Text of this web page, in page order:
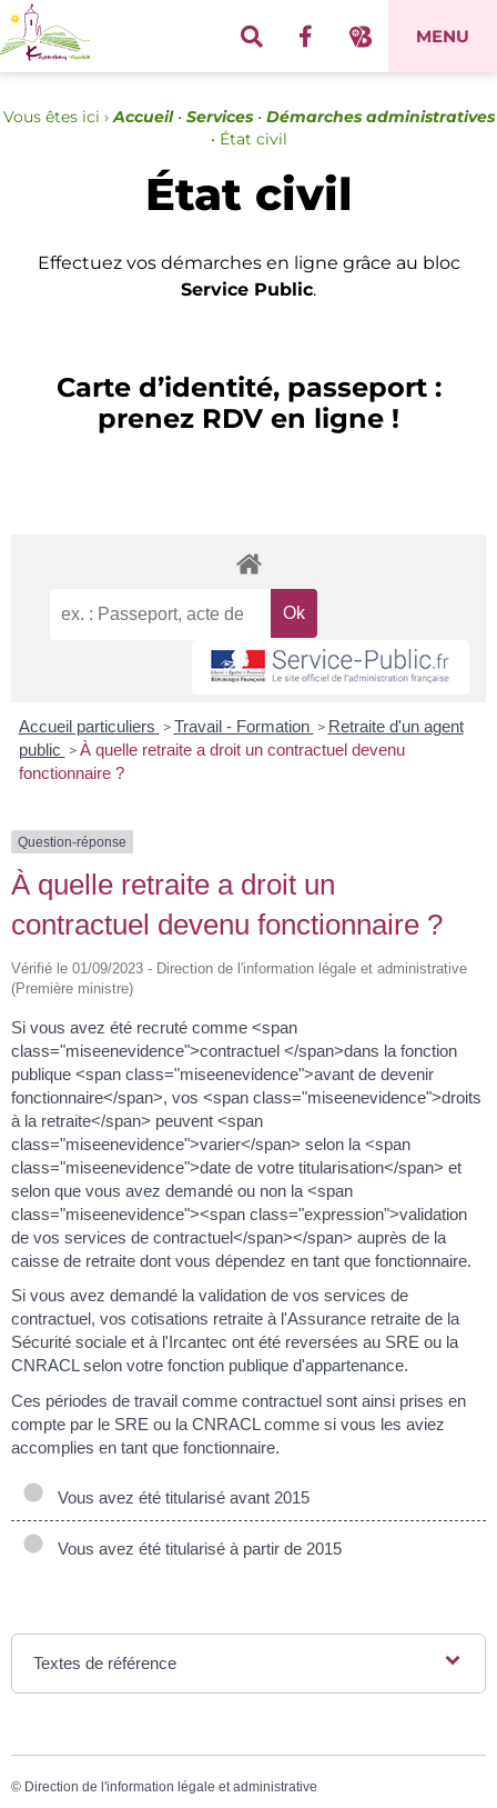
MENU
Vous êtes ici › Accueil• Services• Démarches administratives
• État civil
État civil
Effectuez vos démarches en ligne grâce au bloc
Service Public.
Carte d’identité, passeport :
prenez RDV en ligne !
Accueil particuliers > Travail - Formation > Retraite d'un agent
public > À quelle retraite a droit un contractuel devenu
fonctionnaire ?
Question-réponse
À quelle retraite a droit un
contractuel devenu fonctionnaire ?
Vérifié le 01/09/2023 - Direction de l'information légale et administrative
(Première ministre)
Si vous avez été recruté comme <span
class="miseenevidence">contractuel </span>dans la fonction
publique <span class="miseenevidence">avant de devenir
fonctionnaire</span>, vos <span class="miseenevidence">droits
à la retraite</span> peuvent <span
class="miseenevidence">varier</span> selon la <span
class="miseenevidence">date de votre titularisation</span> et
selon que vous avez demandé ou non la <span
class="miseenevidence"><span class="expression">validation
de vos services de contractuel</span></span> auprès de la
caisse de retraite dont vous dépendez en tant que fonctionnaire.
Si vous avez demandé la validation de vos services de
contractuel, vos cotisations retraite à l'Assurance retraite de la
Sécurité sociale et à l'Ircantec ont été reversées au SRE ou la
CNRACL selon votre fonction publique d'appartenance.
Ces périodes de travail comme contractuel sont ainsi prises en
compte par le SRE ou la CNRACL comme si vous les aviez
accomplies en tant que fonctionnaire.
Vous avez été titularisé avant 2015
Vous avez été titularisé à partir de 2015
Textes de référence
© Direction de l'information légale et administrative
Panneau de gestion des cookies